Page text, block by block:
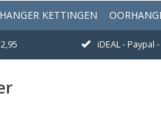
HANGER KETTINGEN
iDEAL - Paypal